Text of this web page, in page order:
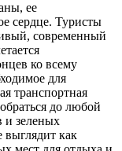
ее
сердце. Туристы
современный
ко всему
для
транспортная
до любой
и зеленых
выглядит как